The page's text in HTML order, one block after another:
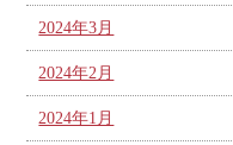
2024年3月
2024年2月
2024年1月